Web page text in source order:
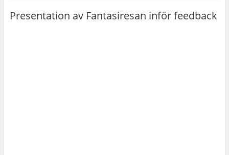
Presentation av Fantasiresan inför feedback